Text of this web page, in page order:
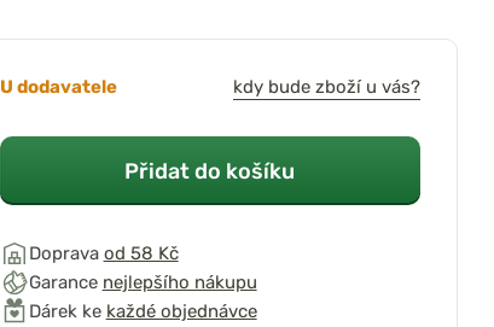
U dodavatele kdy bude zboží u vás?
Přidat do košíku
Doprava od 58 Kč
Garance nejlepšího nákupu
Dárek ke každé objednávce